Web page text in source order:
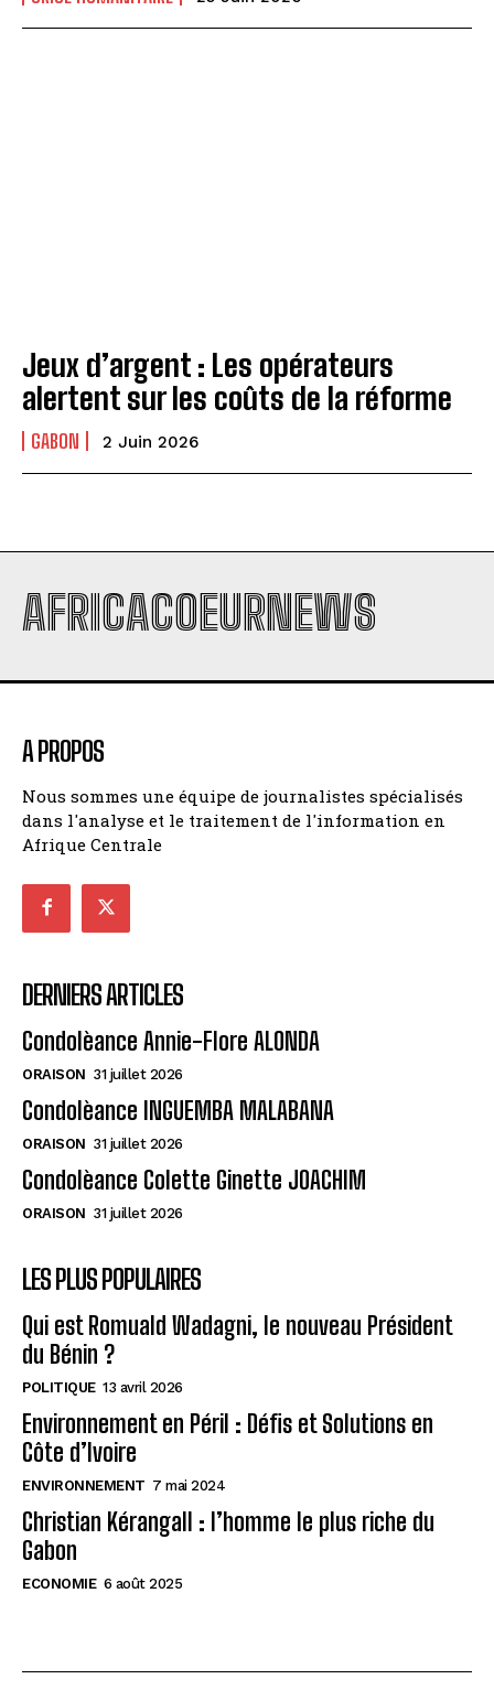
Jeux d’argent : Les opérateurs
alertent sur les coûts de la réforme
GABON 2 Juin 2026
AFRICACOEURNEWS
A PROPOS
Nous sommes une équipe de journalistes spécialisés
dans l'analyse et le traitement de l'information en
Afrique Centrale
DERNIERS ARTICLES
Condolèance Annie-Flore ALONDA
ORAISON 31 juillet 2026
Condolèance INGUEMBA MALABANA
ORAISON 31 juillet 2026
Condolèance Colette Ginette JOACHIM
ORAISON 31 juillet 2026
LES PLUS POPULAIRES
Qui est Romuald Wadagni, le nouveau Président
du Bénin ?
POLITIQUE 13 avril 2026
Environnement en Péril : Défis et Solutions en
Côte d’Ivoire
ENVIRONNEMENT 7 mai 2024
Christian Kérangall : l’homme le plus riche du
Gabon
ECONOMIE 6 août 2025